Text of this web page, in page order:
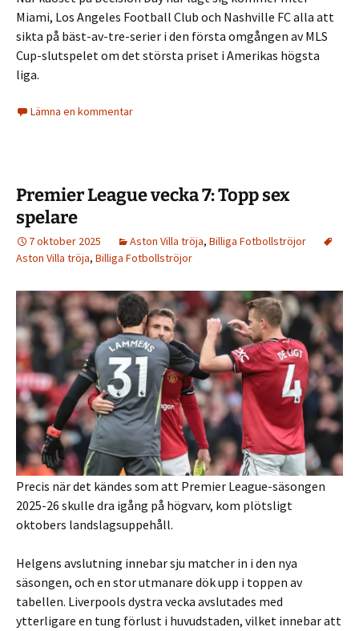
Miami, Los Angeles Football Club och Nashville FC alla att
sikta på bäst-av-tre-serier i den första omgången av MLS
Cup-slutspelet om det största priset i Amerikas högsta
liga.
Lämna en kommentar
Premier League vecka 7: Topp sex
spelare
7 oktober 2025 Aston Villa tröja, Billiga Fotbollströjor
Aston Villa tröja, Billiga Fotbollströjor
Precis när det kändes som att Premier League-säsongen
2025-26 skulle dra igång på högvarv, kom plötsligt
oktobers landslagsuppehåll.
Helgens avslutning innebar sju matcher in i den nya
säsongen, och en stor utmanare dök upp i toppen av
tabellen. Liverpools dystra vecka avslutades med
ytterligare en tung förlust i huvudstaden, vilket innebar att